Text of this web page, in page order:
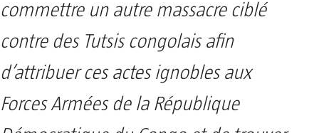
commettre un autre massacre ciblé
contre des Tutsis congolais afin
d’attribuer ces actes ignobles aux
Forces Armées de la République